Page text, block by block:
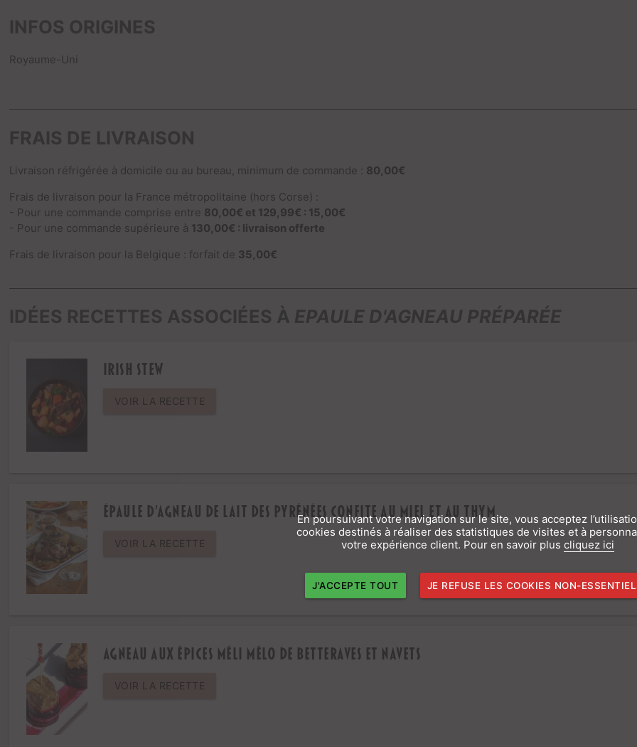
INFOS ORIGINES
Royaume-Uni
FRAIS DE LIVRAISON
Livraison réfrigérée à domicile ou au bureau, minimum de commande : 80,00€
Frais de livraison pour la France métropolitaine (hors Corse) :
- Pour une commande comprise entre 80,00€ et 129,99€ : 15,00€
- Pour une commande supérieure à 130,00€ : livraison offerte
Frais de livraison pour la Belgique : forfait de 35,00€
IDÉES RECETTES ASSOCIÉES À EPAULE D'AGNEAU PRÉPARÉE
Irish stew
VOIR LA RECETTE
Épaule d'agneau de lait des Pyrénées confite au miel et au thym
VOIR LA RECETTE
Agneau aux épices méli mélo de betteraves et navets
VOIR LA RECETTE
En poursuivant votre navigation sur le site, vous acceptez
cookies destinés à réaliser des statistiques de visites et à
votre expérience client. Pour en savoir plus cliquez ici
J'ACCEPTE TOUT JE REFUSE LES COOKIES NON-